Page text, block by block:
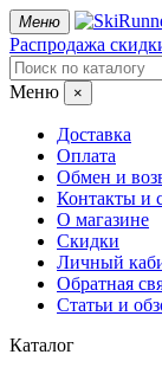
Меню
Распродажа
Меню ×
Доставка
Оплата
Обмен и
Контакты и
О магазине
Скидки
Личный
Обратная
Статьи и
Каталог